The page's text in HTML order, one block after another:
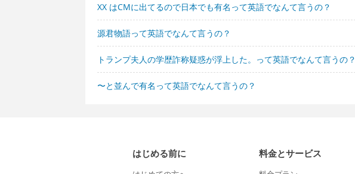
XX はCMに出てるので日本でも有名って英語でなんて言うの？
源君物語って英語でなんて言うの？
トランプ夫人の学歴詐称疑惑が浮上した。って英語でなんて言うの？
〜と並んで有名って英語でなんて言うの？
はじめる前に 料金とサービス